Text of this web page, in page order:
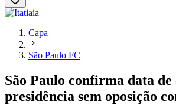
Capa
São Paulo FC
São Paulo confirma data de
presidência sem oposição